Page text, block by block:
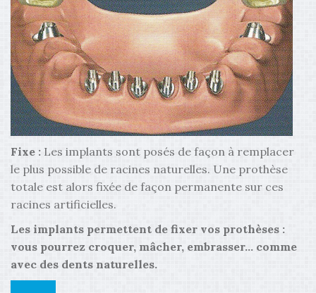
Fixe : Les implants sont posés de façon à remplacer
le plus possible de racines naturelles. Une prothèse
totale est alors fixée de façon permanente sur ces
racines artificielles.
Les implants permettent de fixer vos prothèses :
vous pourrez croquer, mâcher, embrasser... comme
avec des dents naturelles.